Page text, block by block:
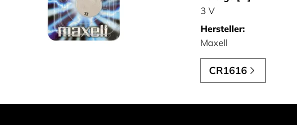
3 V
Hersteller:
Maxell
CR1616